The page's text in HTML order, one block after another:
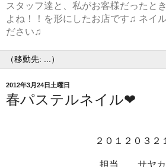
スタッフ達と、私がお客様だったと
よね！！を形にしたお店です♫ ネイ
ださい♫
2012年3月24日土曜日
春パステルネイル❤
２０１２０３２１
担当 サヤカ